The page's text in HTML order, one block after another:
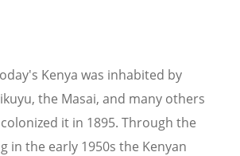
Kenya was inhabited by
the Masai, and many others
it in 1895. Through the
in the early 1950s the Kenyan